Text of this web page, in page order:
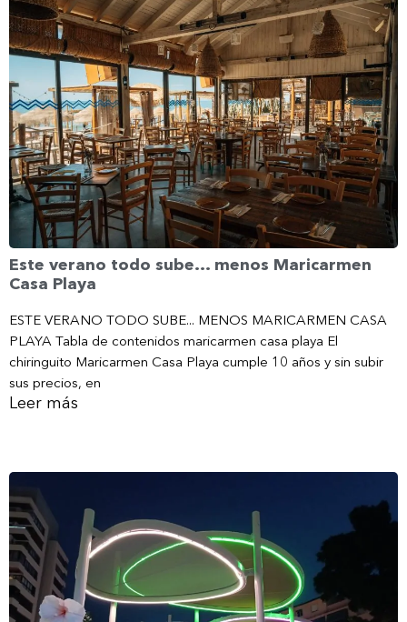
Este verano todo sube… menos Maricarmen
Casa Playa
ESTE VERANO TODO SUBE... MENOS MARICARMEN CASA
PLAYA Tabla de contenidos maricarmen casa playa El
chiringuito Maricarmen Casa Playa cumple 10 años y sin subir
sus precios, en
Leer más